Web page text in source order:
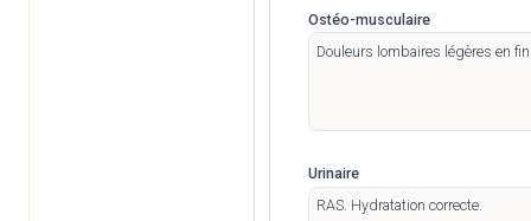
Ostéo-musculaire
Urinaire